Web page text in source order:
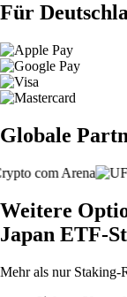
Für
Globale
Weitere
Japan ETF-
Mehr als nur Staking-